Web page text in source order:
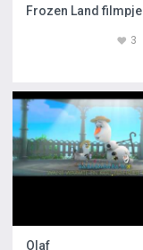
Frozen Land filmpje
3
Olaf